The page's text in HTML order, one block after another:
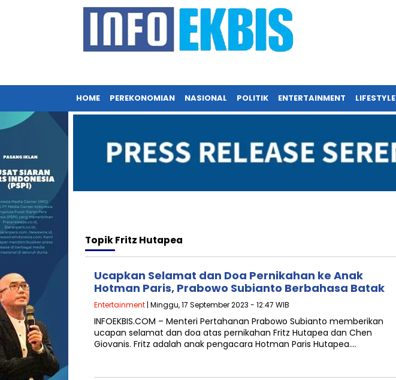
HOME PEREKONOMIAN NASIONAL POLITIK ENTERTAINMENT LIFESTYLE
TopikFritz Hutapea
Ucapkan Selamat dan Doa Pernikahan ke Anak
Hotman Paris, Prabowo Subianto Berbahasa Batak
Entertainment | Minggu, 17 September 2023 - 12:47 WIB
INFOEKBIS.COM – Menteri Pertahanan Prabowo Subianto memberikan
ucapan selamat dan doa atas pernikahan Fritz Hutapea dan Chen
Giovanis. Fritz adalah anak pengacara Hotman Paris Hutapea….